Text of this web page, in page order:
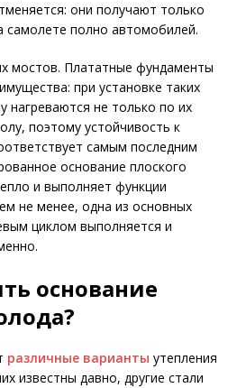
они получают только
самолете полно автомобилей.
мостов. Плататные фундаменты
при установке таких
нагреваются не только по их
поэтому устойчивость к
самым последним
основание плоского
и выполняет функции
не менее, одна из основных
циклом выполняется и
основание
различные варианты утепления
известны давно, другие стали